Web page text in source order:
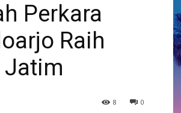
Perkara
Raih
Jatim
0
8